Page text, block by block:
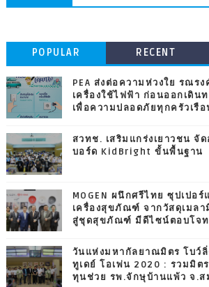
POPULAR RECENT
PEA ส่งต่อความห่วงใย รณร
เครื่องใช้ไฟฟ้า ก่อนออกเดิน
เพื่อความปลอดภัยทุกครัวเรือ
สวทช. เสริมแกร่งเยาวชน จั
บอร์ด KidBright ขั้นพื้นฐาน
MOGEN ผนึกศรีไทย ซุปเปอร์
เครื่องสุขภัณฑ์ จากวัสดุเมล
สู่ชุดสุขภัณฑ์ มีดีไซน์ตอบโจท
วันแห่งมหากัลยาณมิตร โบว์ลิ่
ทูเดย์ โอเพ่น 2020 : รวมมิต
ทุนช่วย รพ.จักษุบ้านแพ้ว จ.ส